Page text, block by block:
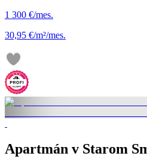
1 300 €/mes.
30,95 €/m²/mes.
Apartmán v Starom